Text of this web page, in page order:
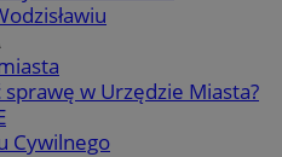
sprawę w Urzędzie Miasta?
Cywilnego